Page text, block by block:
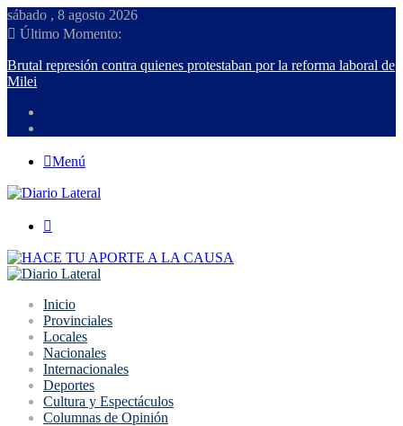
sábado , 8 agosto 2026
Último Momento:
Brutal represión contra quienes protestaban por la reforma laboral de
Milei
Menú
Inicio
Provinciales
Locales
Nacionales
Internacionales
Deportes
Cultura y Espectáculos
Columnas de Opinión